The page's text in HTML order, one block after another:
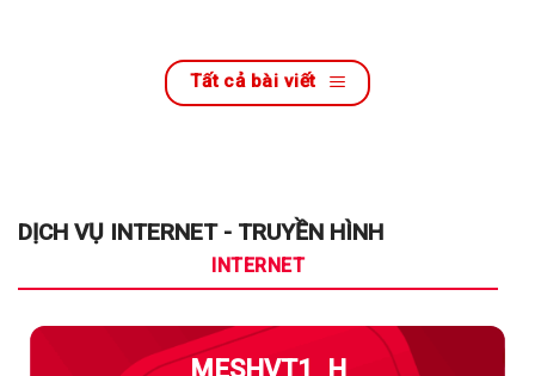
Tất cả bài viết
DỊCH VỤ INTERNET - TRUYỀN HÌNH
INTERNET
MESHVT1_T